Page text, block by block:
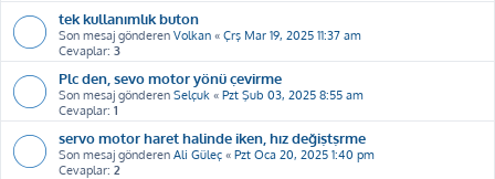
tek kullanımlık buton
Son mesaj gönderen Volkan « Çrş Mar 19, 2025 11:37 am
Cevaplar: 3
Plc den, sevo motor yönü çevirme
Son mesaj gönderen Selçuk « Pzt Şub 03, 2025 8:55 am
Cevaplar: 1
servo motor haret halinde iken, hız değiştşrme
Son mesaj gönderen Ali Güleç « Pzt Oca 20, 2025 1:40 pm
Cevaplar: 2